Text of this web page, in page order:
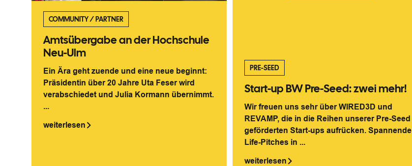
COMMUNITY/PARTNER
Amtsübergabe an der Hochschule
Neu-Ulm
Ein Ära geht zuende und eine neue beginnt:
Präsidentin über 20 Jahre Uta Feser wird
verabschiedet und Julia Kormann übernimmt.
...
weiterlesen
PRE-SEED
Start-up BW Pre-Seed: zwei mehr!
Wir freuen uns sehr über WIRED3D und
REVAMP, die in die Reihen unserer Pre-Seed
geförderten Start-ups aufrücken. Spannende
Life-Pitches in ...
weiterlesen